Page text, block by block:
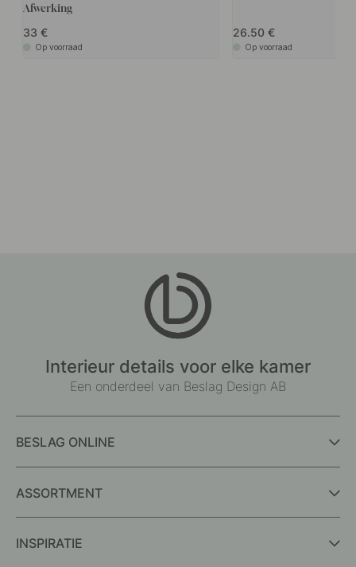
Afwerking
33
Op voorraad
26.50
Op voorraad
Interieur details voor elke kamer
Een onderdeel van Beslag Design AB
BESLAG ONLINE
ASSORTMENT
INSPIRATIE